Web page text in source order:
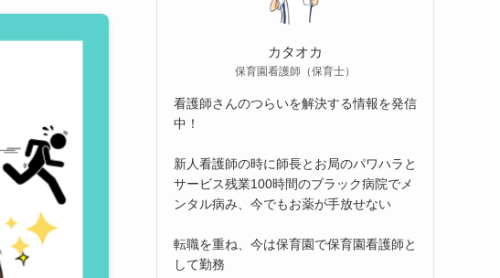
カタオカ
保育園看護師（保育士）
看護師さんのつらいを解決する情報を発信
中！
新人看護師の時に師長とお局のパワハラと
サービス残業100時間のブラック病院でメ
ンタル病み、今でもお薬が手放せない
転職を重ね、今は保育園で保育園看護師と
して勤務